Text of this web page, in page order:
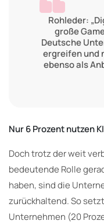
Rohleder:
große
Deutsche
ergreifen und
ebenso als
Nur 6 Prozent nutzen
Doch trotz der weit
bedeutende Rolle
haben, sind die
zurückhaltend. So
Unternehmen (20